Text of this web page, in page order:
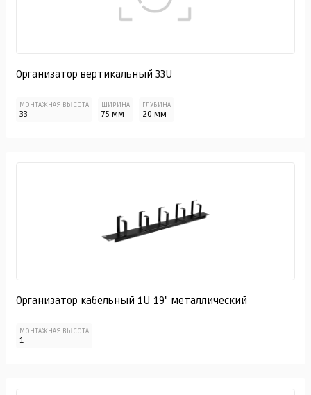
Организатор вертикальный 33U
МОНТАЖНАЯ ВЫСОТА
33
ШИРИНА
75 мм
ГЛУБИНА
20 мм
Организатор кабельный 1U 19" металлический
МОНТАЖНАЯ ВЫСОТА
1